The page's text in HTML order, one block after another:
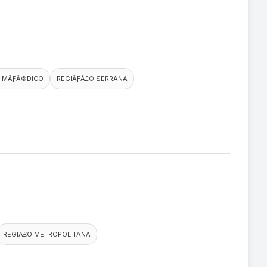
MÃƑÂ©DICO REGIÃƑÂ£O SERRANA
REGIÃ£O METROPOLITANA